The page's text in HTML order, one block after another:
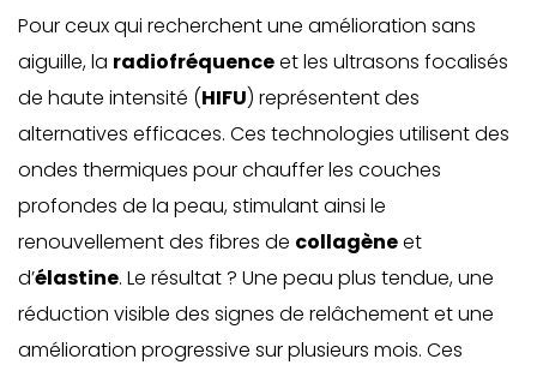
Pour ceux qui recherchent une amélioration sans
aiguille, la radiofréquenceet les ultrasons focalisés
de haute intensité (HIFU) représentent des
alternatives efficaces. Ces technologies utilisent des
ondes thermiques pour chauffer les couches
profondes de la peau,stimulant ainsi le
renouvellement des fibres de collagèneet
d’élastine. Le résultat ? Une peau plus tendue, une
réduction visible des signes de relâchement et une
amélioration progressive sur plusieurs mois. Ces